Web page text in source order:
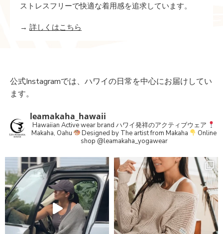
ストレスフリーで快適な着用感を追求しています。
→ 詳しくはこちら
公式Instagramでは、ハワイの日常を中心にお届けしてい
ます。
leamakaha_hawaii
Hawaiian Active wear brand ハワイ発祥のアクティブウェア
Makaha, Oahu
Designed by The artist from Makaha
Online
shop @leamakaha_yogawear